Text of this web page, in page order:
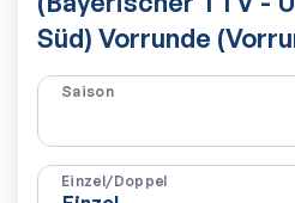
Süd) Vorrunde
Saison
Einzel/Doppel